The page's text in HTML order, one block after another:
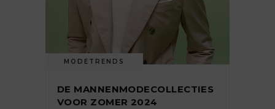
MODETRENDS
DE MANNENMODECOLLECTIES
VOOR ZOMER 2024